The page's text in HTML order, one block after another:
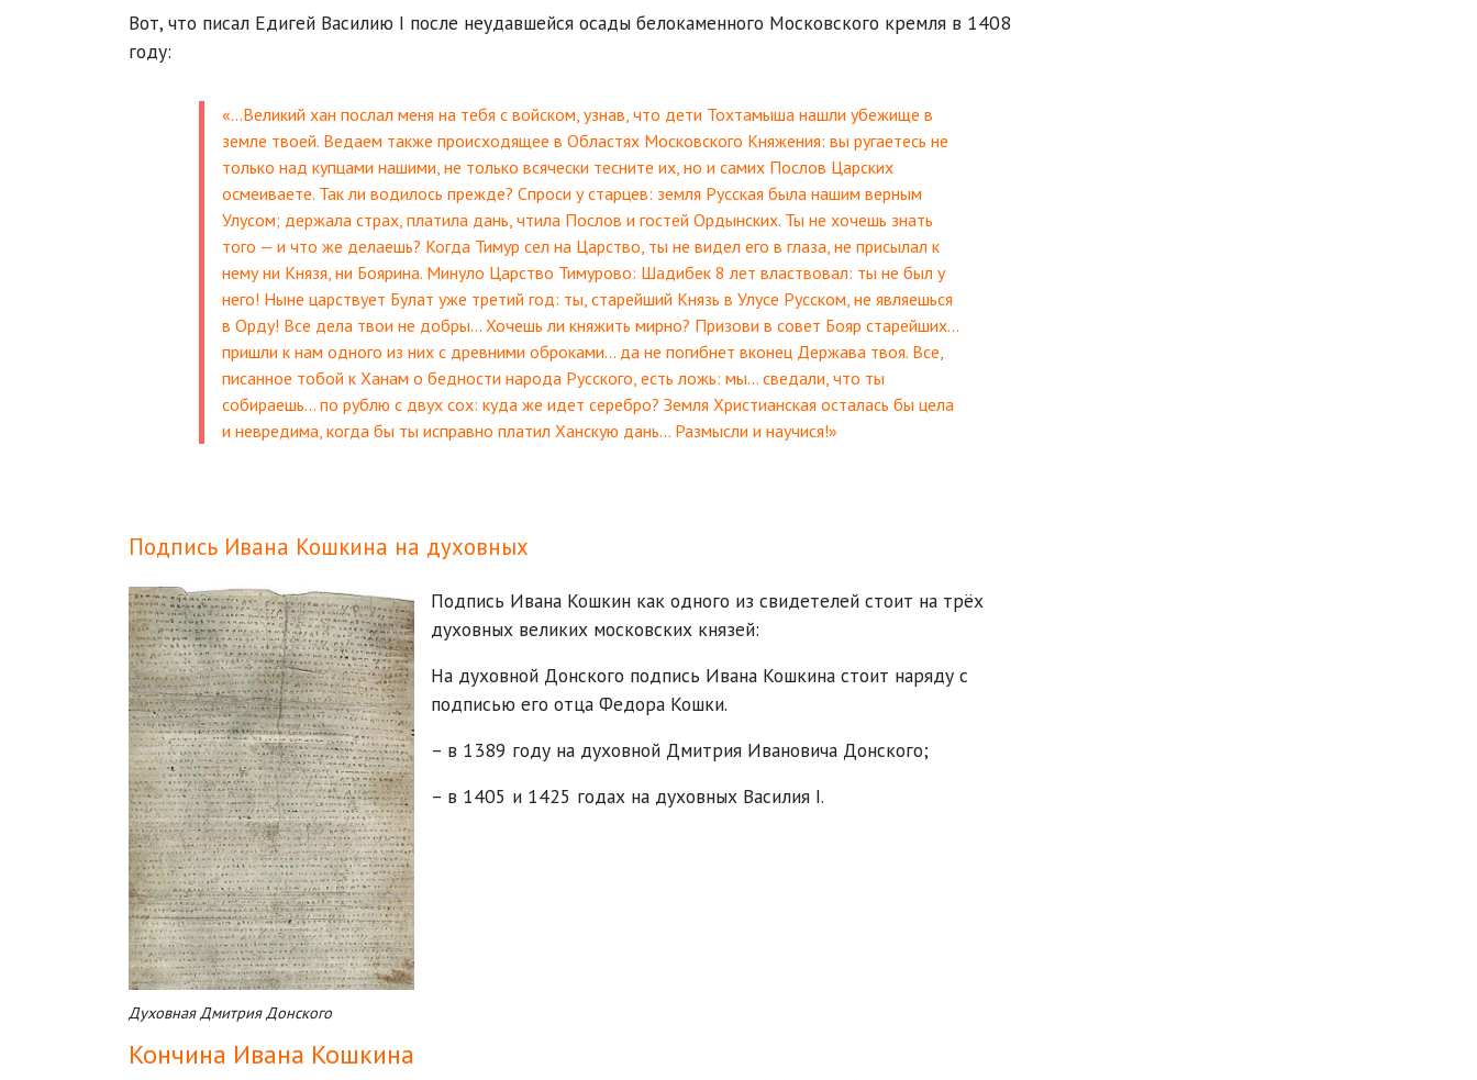
Вот, что писал Едигей Василию I после неудавшейся осады белокаменного Московского кремля в 1408
году:
«…Великий хан послал меня на тебя с войском, узнав, что дети Тохтамыша нашли убежище в
земле твоей. Ведаем также происходящее в Областях Московского Княжения: вы ругаетесь не
только над купцами нашими, не только всячески тесните их, но и самих Послов Царских
осмеиваете. Так ли водилось прежде? Спроси у старцев: земля Русская была нашим верным
Улусом; держала страх, платила дань, чтила Послов и гостей Ордынских. Ты не хочешь знать
того — и что же делаешь? Когда Тимур сел на Царство, ты не видел его в глаза, не присылал к
нему ни Князя, ни Боярина. Минуло Царство Тимурово: Шадибек 8 лет властвовал: ты не был у
него! Ныне царствует Булат уже третий год: ты, старейший Князь в Улусе Русском, не являешься
в Орду! Все дела твои не добры… Хочешь ли княжить мирно? Призови в совет Бояр старейших…
пришли к нам одного из них с древними оброками… да не погибнет вконец Держава твоя. Все,
писанное тобой к Ханам о бедности народа Русского, есть ложь: мы… сведали, что ты
собираешь… по рублю с двух сох: куда же идет серебро? Земля Христианская осталась бы цела
и невредима, когда бы ты исправно платил Ханскую дань… Размысли и научися!»
Подпись Ивана Кошкина на духовных
Духовная Дмитрия Донского
Подпись Ивана Кошкин как одного из свидетелей стоит на трёх
духовных великих московских князей:
На духовной Донского подпись Ивана Кошкина стоит наряду с
подписью его отца Федора Кошки.
– в 1389 году на духовной Дмитрия Ивановича Донского;
– в 1405 и 1425 годах на духовных Василия I.
Кончина Ивана Кошкина